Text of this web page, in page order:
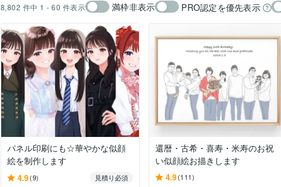
8,802 件中 1 - 60 件表示 満枠非表示 PRO認定を優先表示
パネル印刷にも☆華やかな似顔
絵を制作します
4.9(9)
見積り必須
還暦・古希・喜寿・米寿のお祝
い似顔絵お描きします
4.9(111)